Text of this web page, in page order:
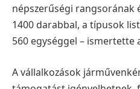
népszerűségi rangsorának
1400 darabbal, a típusok
560 egységgel – ismertette
A vállalkozások